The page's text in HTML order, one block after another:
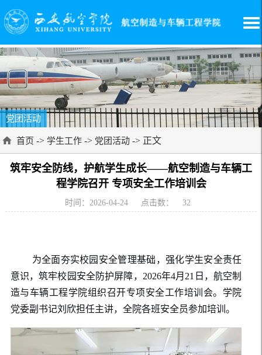
党团活动
首页 -> 学生工作 -> 党团活动 -> 正文
筑牢安全防线，护航学生成长——航空制造与车辆工
程学院召开 专项安全工作培训会
时间：2026-04-24 点击数： 32
为全面夯实校园安全管理基础，强化学生安全责任
意识，筑牢校园安全防护屏障，2026年4月21日，航空制
造与车辆工程学院组织召开专项安全工作培训会。学院
党委副书记刘欣担任主讲，全院各班安全员参加培训。